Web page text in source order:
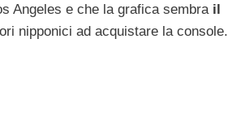
Angeles e che la grafica sembra il
nipponici ad acquistare la console.